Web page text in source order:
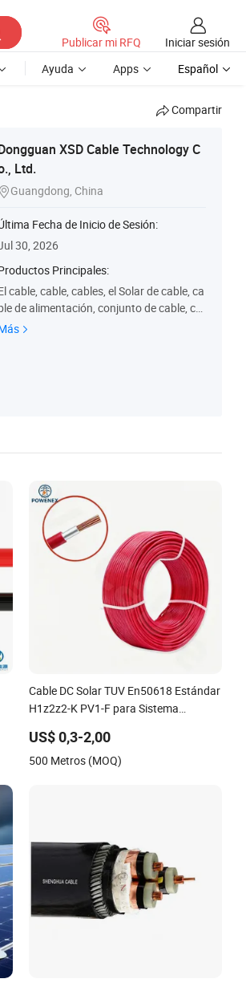
Publicar mi RFQ
Iniciar sesión
Ayuda Apps Español
Compartir
XSD Cable Technology C
Ltd.
Guangdong, China
Fecha de Inicio de Sesión:
30, 2026
Principales:
cable, cable, cables, el Solar de cable, ca
de alimentación, conjunto de cable, ca
de PVC, el cable plano, el mazo de cabl
Cable DC Solar TUV En50618 Estándar
H1z2z2-K PV1-F para Sistema
US$ 0,3-2,00
500 Metros (MOQ)